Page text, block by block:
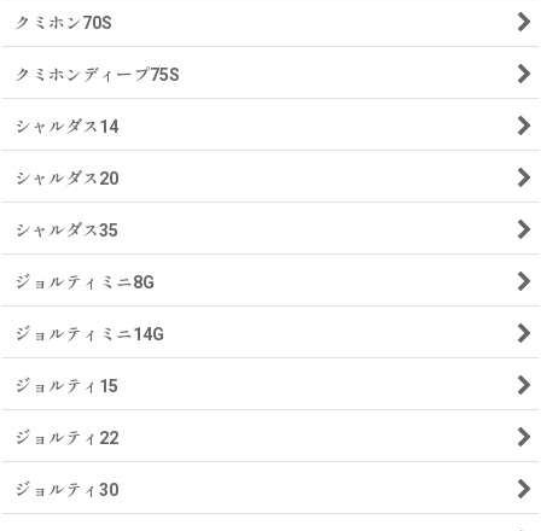
クミホン70S
クミホンディープ75S
シャルダス14
シャルダス20
シャルダス35
ジョルティミニ8G
ジョルティミニ14G
ジョルティ15
ジョルティ22
ジョルティ30